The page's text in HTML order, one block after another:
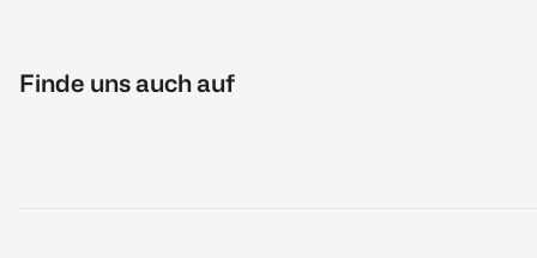
Finde uns auch auf